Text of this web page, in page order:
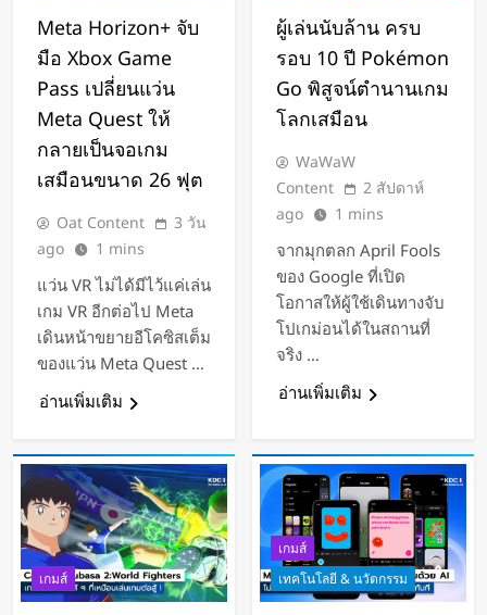
นักวิจัย NUS CDE พัฒนา “ผิว
อิเล็กทรอนิกส์” ที่รับรู้การสัมผัสและ
ซ่อมแซมตัวเองใต้น้ำได้
1 วัน Ago
K-18M โดรนรบฝีมือคนไทย ทดสอบ
บินสำเร็จครั้งแรก
BlaBlaCar เปิดให้บริการในไทย
แพลตฟอร์มคาร์พูลระหว่างเมือง ช่วย
หารค่าน้ำมันและค่าทางด่วน
กำไรพุ่ง SK Hynix ทำสถิติสูงสุด
กวาดรายได้มากขึ้น 6 เท่า
2 วัน Ago
Disney+ จับมือ TikTok ดึงครีเอเตอร์
เข้าแอป เปลี่ยนแฟนคลับให้เป็นผู้
Meta Horizon+ จับ
มือ Xbox Game
Pass เปลี่ยนแว่น
Meta Quest ให้
กลายเป็นจอเกม
เสมือนขนาด 26 ฟุต
Oat Content
3 วัน
ago
1 mins
แว่น VR ไม่ได้มีไว้แค่เล่น
เกม VR อีกต่อไป Meta
เดินหน้าขยายอีโคซิสเต็ม
ของแว่น Meta Quest …
อ่านเพิ่มเติม
ผู้เล่นนับล้าน ครบ
รอบ 10 ปี Pokémon
Go พิสูจน์ตำนานเกม
โลกเสมือน
WaWaW
Content
2 สัปดาห์
ago
1 mins
จากมุกตลก April Fools
ของ Google ที่เปิด
โอกาสให้ผู้ใช้เดินทางจับ
โปเกม่อนได้ในสถานที่
จริง …
อ่านเพิ่มเติม
เกมส์
เกมส์
เทคโนโลยี & นวัตกรรม